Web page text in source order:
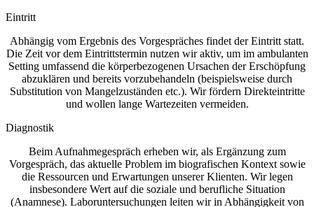
Eintritt
Abhängig vom Ergebnis des Vorgespräches findet der Eintritt statt.
Die Zeit vor dem Eintrittstermin nutzen wir aktiv, um im ambulanten
Setting umfassend die körperbezogenen Ursachen der Erschöpfung
abzuklären und bereits vorzubehandeln (beispielsweise durch
Substitution von Mangelzuständen etc.). Wir fördern Direkteintritte
und wollen lange Wartezeiten vermeiden.
Diagnostik
Beim Aufnahmegespräch erheben wir, als Ergänzung zum
Vorgespräch, das aktuelle Problem im biografischen Kontext sowie
die Ressourcen und Erwartungen unserer Klienten. Wir legen
insbesondere Wert auf die soziale und berufliche Situation
(Anamnese). Laboruntersuchungen leiten wir in Abhängigkeit von